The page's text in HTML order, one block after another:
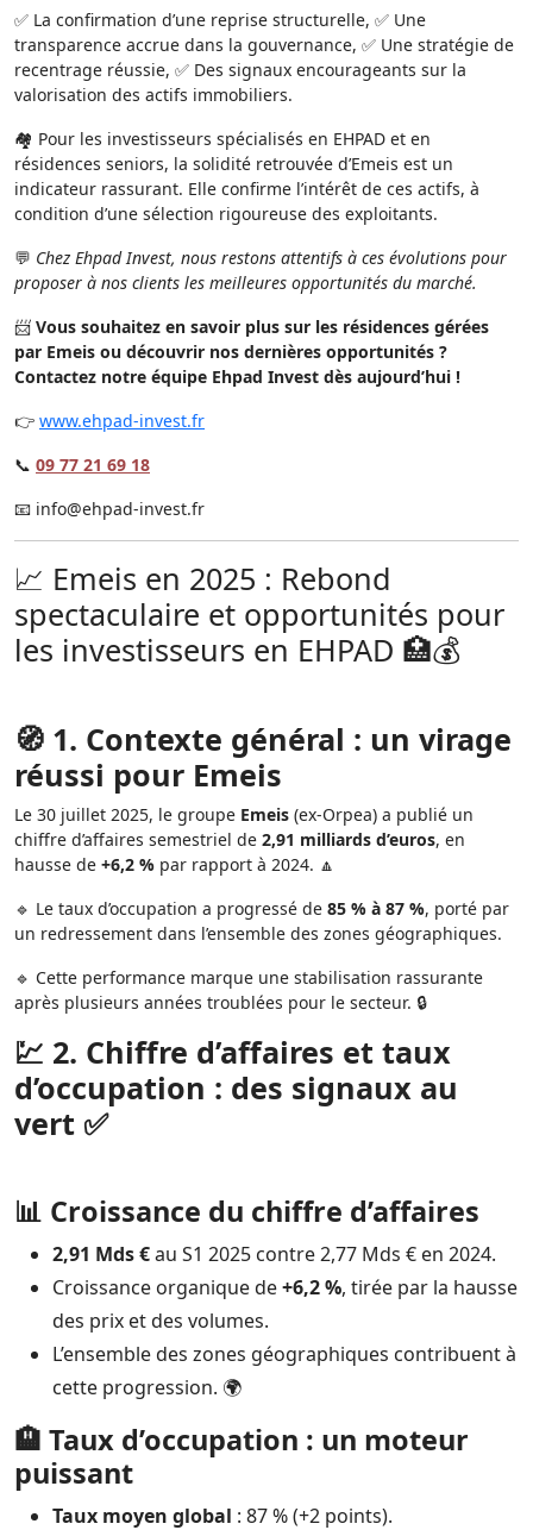
✅ La confirmation d’une reprise structurelle, ✅ Une
transparence accrue dans la gouvernance, ✅ Une stratégie de
recentrage réussie, ✅ Des signaux encourageants sur la
valorisation des actifs immobiliers.
🏘️ Pour les investisseurs spécialisés en EHPAD et en
résidences seniors, la solidité retrouvée d’Emeis est un
indicateur rassurant. Elle confirme l’intérêt de ces actifs, à
condition d’une sélection rigoureuse des exploitants.
💬 Chez Ehpad Invest, nous restons attentifs à ces évolutions pour
proposer à nos clients les meilleures opportunités du marché.
📨 Vous souhaitez en savoir plus sur les résidences gérées
par Emeis ou découvrir nos dernières opportunités ?
Contactez notre équipe Ehpad Invest dès aujourd’hui !
👉 www.ehpad-invest.fr
📞 09 77 21 69 18
📧 info@ehpad-invest.fr
📈 Emeis en 2025 : Rebond
spectaculaire et opportunités pour
les investisseurs en EHPAD 🏥💰
🧭 1. Contexte général : un virage
réussi pour Emeis
Le 30 juillet 2025, le groupe Emeis (ex-Orpea) a publié un
chiffre d’affaires semestriel de 2,91 milliards d’euros, en
hausse de +6,2 % par rapport à 2024. 🔼
🔹 Le taux d’occupation a progressé de 85 % à 87 %, porté par
un redressement dans l’ensemble des zones géographiques.
🔹 Cette performance marque une stabilisation rassurante
après plusieurs années troublées pour le secteur. 🔒
💹 2. Chiffre d’affaires et taux
d’occupation : des signaux au
vert ✅
📊 Croissance du chiffre d’affaires
2,91 Mds €au S1 2025 contre 2,77 Mds € en 2024.
Croissance organique de+6,2 %, tirée par la hausse
des prix et des volumes.
L’ensemble des zones géographiques contribuent à
cette progression. 🌍
🏨 Taux d’occupation : un moteur
puissant
Taux moyen global : 87 % (+2 points).